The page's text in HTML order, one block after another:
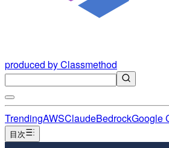
produced by Classmethod
TrendingAWSClaudeBedrockGoogle
目次